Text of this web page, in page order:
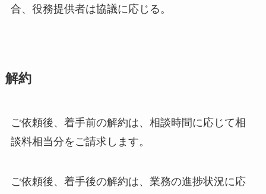
合、役務提供者は協議に応じる。
解約
ご依頼後、着手前の解約は、相談時間に応じて相
談料相当分をご請求します。
ご依頼後、着手後の解約は、業務の進捗状況に応